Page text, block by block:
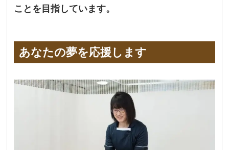
ことを目指しています。
あなたの夢を応援します